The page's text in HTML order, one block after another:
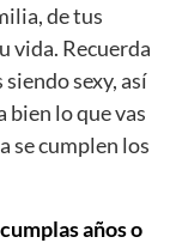
de tus
vida. Recuerda
sexy, así
bien lo que vas
se cumplen los
años o